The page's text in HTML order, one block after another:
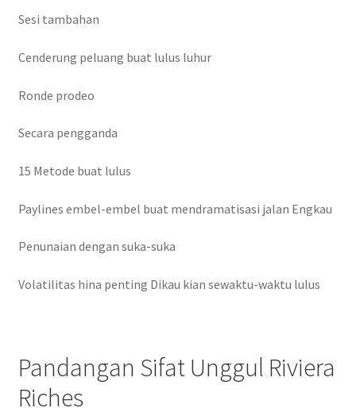
Sesi tambahan
Cenderung peluang buat lulus luhur
Ronde prodeo
Secara pengganda
15 Metode buat lulus
Paylines embel-embel buat mendramatisasi jalan Engkau
Penunaian dengan suka-suka
Volatilitas hina penting Dikau kian sewaktu-waktu lulus
Pandangan Sifat Unggul Riviera
Riches